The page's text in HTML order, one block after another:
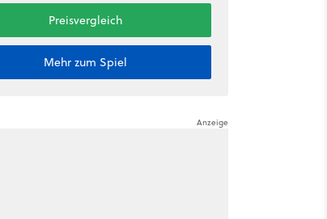
Preisvergleich
Mehr zum Spiel